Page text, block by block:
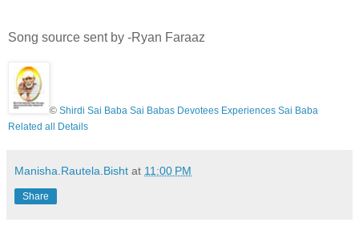
Song source sent by -Ryan Faraaz
© Shirdi Sai Baba Sai Babas Devotees Experiences Sai Baba
Related all Details
Manisha.Rautela.Bisht at 11:00 PM
Share